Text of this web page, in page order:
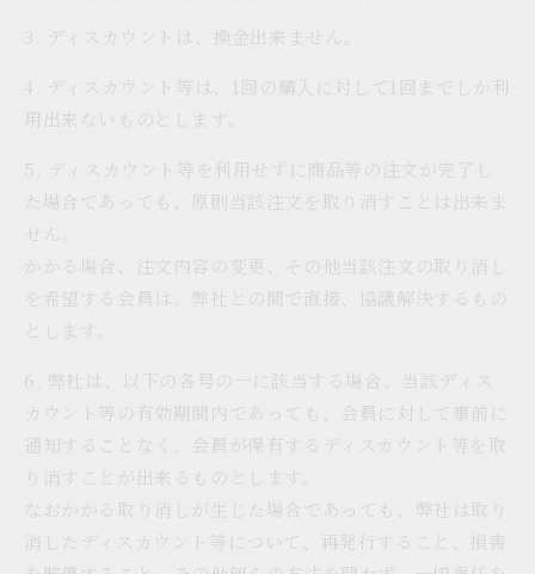
3. ディスカウントは、換金出来ません。
4. ディスカウント等は、1回の購入に対して1回までしか利
用出来ないものとします。
5. ディスカウント等を利用せずに商品等の注文が完了し
た場合であっても、原則当該注文を取り消すことは出来ま
せん。
かかる場合、注文内容の変更、その他当該注文の取り消し
を希望する会員は、弊社との間で直接、協議解決するもの
とします。
6. 弊社は、以下の各号の一に該当する場合、当該ディス
カウント等の有効期間内であっても、会員に対して事前に
通知することなく、会員が保有するディスカウント等を取
り消すことが出来るものとします。
なおかかる取り消しが生じた場合であっても、弊社は取り
消したディスカウント等について、再発行すること、損害